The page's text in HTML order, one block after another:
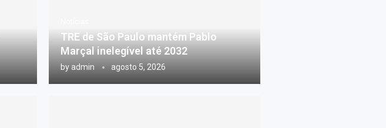
TRE de São Paulo mantém Pablo
Marçal inelegível até 2032
by admin agosto 5, 2026